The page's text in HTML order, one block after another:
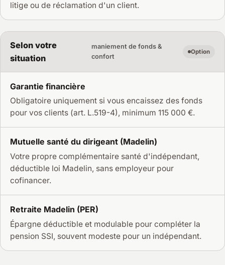
litige ou de réclamation d'un client.
Selon votre
situation
maniement de fonds &
confort
Option
Garantie financière
Obligatoire uniquement si vous encaissez des fonds
pour vos clients (art. L.519-4), minimum 115 000 €.
Mutuelle santé du dirigeant (Madelin)
Votre propre complémentaire santé d'indépendant,
déductible loi Madelin, sans employeur pour
cofinancer.
Retraite Madelin (PER)
Épargne déductible et modulable pour compléter la
pension SSI, souvent modeste pour un indépendant.